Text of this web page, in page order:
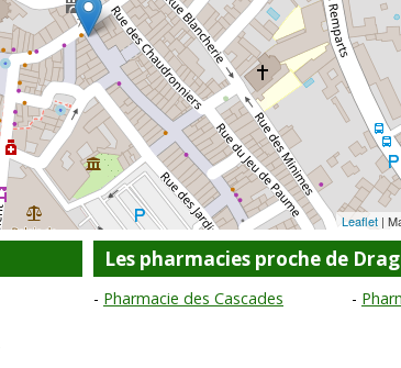
Leaflet |
Les pharmacies proche de
Pharmacie des Cascades